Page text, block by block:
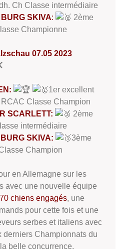
Ch Classe intermédiaire
SKIVA:
2ème
Championne
07.05 2023
1er excellent
Classe Champion
SCARLETT:
2ème
intermédiaire
SKIVA:
3ème
Champion
en Allemagne sur les
avec une nouvelle équipe
70 chiens engagés, une
pour cette fois et une
serbes et italiens avec
derniers Championnats du
belle concurrence.